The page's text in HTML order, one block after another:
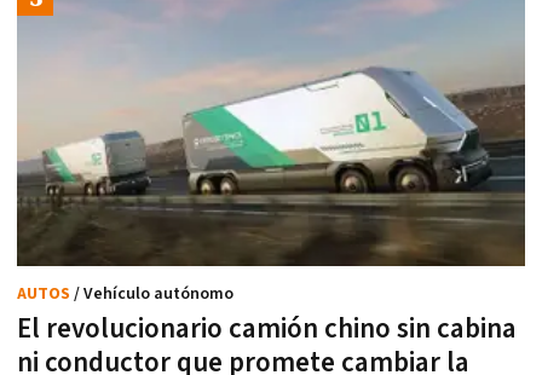
El revolucionario camión chino sin cabina
ni conductor que promete cambiar la
AUTOS / Vehículo autónomo